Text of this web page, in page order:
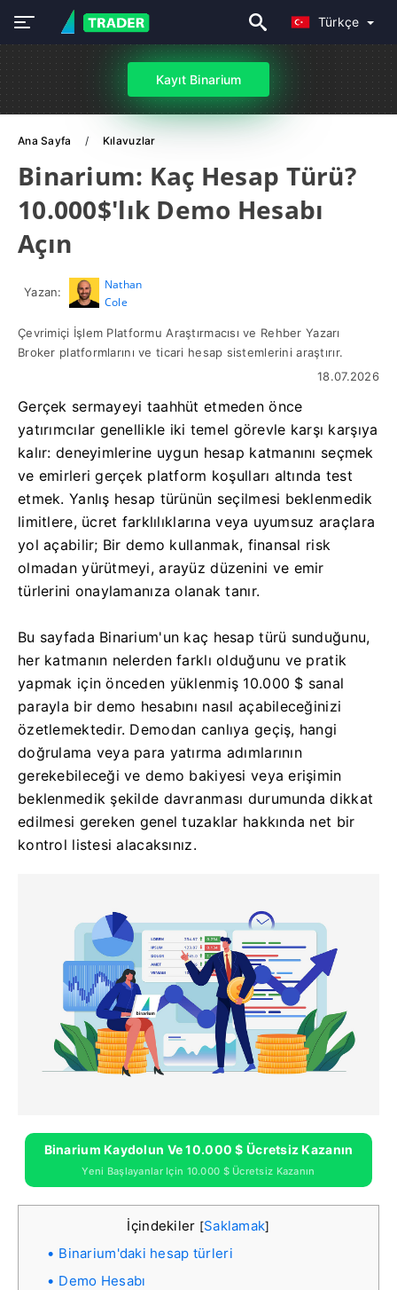
Türkçe
Kayıt Binarium
Ana Sayfa Kılavuzlar
Binarium: Kaç Hesap Türü?
10.000$'lık Demo Hesabı
Açın
Yazan:
Nathan
Cole
Çevrimiçi İşlem Platformu Araştırmacısı ve Rehber Yazarı
Broker platformlarını ve ticari hesap sistemlerini araştırır.
18.07.2026
Gerçek sermayeyi taahhüt etmeden önce
yatırımcılar genellikle iki temel görevle karşı karşıya
kalır: deneyimlerine uygun hesap katmanını seçmek
ve emirleri gerçek platform koşulları altında test
etmek. Yanlış hesap türünün seçilmesi beklenmedik
limitlere, ücret farklılıklarına veya uyumsuz araçlara
yol açabilir; Bir demo kullanmak, finansal risk
olmadan yürütmeyi, arayüz düzenini ve emir
türlerini onaylamanıza olanak tanır.
Bu sayfada Binarium'un kaç hesap türü sunduğunu,
her katmanın nelerden farklı olduğunu ve pratik
yapmak için önceden yüklenmiş 10.000 $ sanal
parayla bir demo hesabını nasıl açabileceğinizi
özetlemektedir. Demodan canlıya geçiş, hangi
doğrulama veya para yatırma adımlarının
gerekebileceği ve demo bakiyesi veya erişimin
beklenmedik şekilde davranması durumunda dikkat
edilmesi gereken genel tuzaklar hakkında net bir
kontrol listesi alacaksınız.
Binarium Kaydolun Ve 10.000 $ Ücretsiz Kazanın
Yeni Başlayanlar Için 10.000 $ Ücretsiz Kazanın
İçindekiler [Saklamak]
Binarium'daki hesap türleri
Demo Hesabı